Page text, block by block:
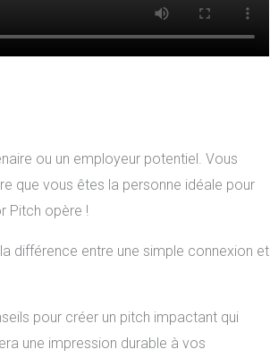
ou un employeur potentiel. Vous
que vous êtes la personne idéale pour
Pitch opère !
différence entre une simple connexion et
pour créer un pitch impactant qui
une impression durable à vos